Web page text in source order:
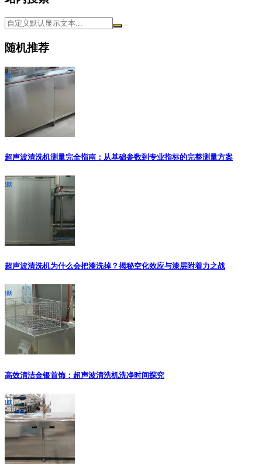
随机推荐
超声波清洗机测量完全指南：从基础参数到专业指标的完整测量方案
超声波清洗机为什么会把漆洗掉？揭秘空化效应与漆层附着力之战
高效清洁金银首饰：超声波清洗机洗净时间探究